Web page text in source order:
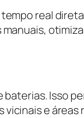
real
Isso
vicinais e áreas